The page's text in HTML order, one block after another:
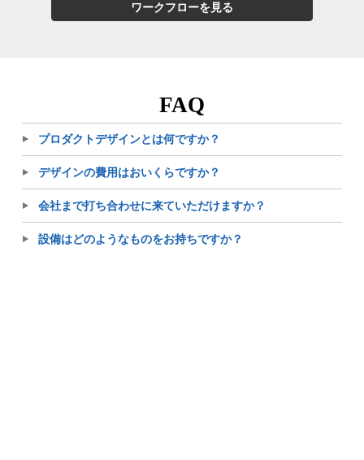
ワークフローを見る
FAQ
プロダクトデザインとは何ですか？
デザインの費用はおいくらですか？
会社まで打ち合わせに来ていただけますか？
設備はどのようなものをお持ちですか？